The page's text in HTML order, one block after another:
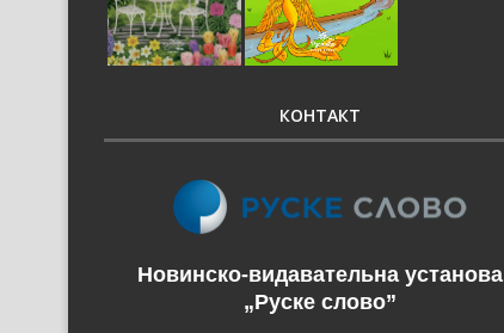
КОНТАКТ
Новинско-видавательна установа
„Руске слово”